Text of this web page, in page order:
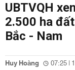
UBTVQH
2.500 ha
Bắc - Nam
Huy Hoàng 07:25 |